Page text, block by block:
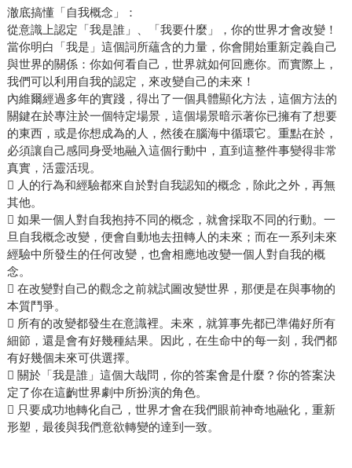
澈底搞懂「自我概念」：
從意識上認定「我是誰」、「我要什麼」，你的世界才會改變！
當你明白「我是」這個詞所蘊含的力量，你會開始重新定義自己
與世界的關係：你如何看自己，世界就如何回應你。而實際上，
我們可以利用自我的認定，來改變自己的未來！
內維爾經過多年的實踐，得出了一個具體顯化方法，這個方法的
關鍵在於專注於一個特定場景，這個場景暗示著你已擁有了想要
的東西，或是你想成為的人，然後在腦海中循環它。重點在於，
必須讓自己感同身受地融入這個行動中，直到這整件事變得非常
真實，活靈活現。
 人的行為和經驗都來自於對自我認知的概念，除此之外，再無
其他。
 如果一個人對自我抱持不同的概念，就會採取不同的行動。一
旦自我概念改變，便會自動地去扭轉人的未來；而在一系列未來
經驗中所發生的任何改變，也會相應地改變一個人對自我的概
念。
 在改變對自己的觀念之前就試圖改變世界，那便是在與事物的
本質鬥爭。
 所有的改變都發生在意識裡。未來，就算事先都已準備好所有
細節，還是會有好幾種結果。因此，在生命中的每一刻，我們都
有好幾個未來可供選擇。
 關於「我是誰」這個大哉問，你的答案會是什麼？你的答案決
定了你在這齣世界劇中所扮演的角色。
 只要成功地轉化自己，世界才會在我們眼前神奇地融化，重新
形塑，最後與我們意欲轉變的達到一致。